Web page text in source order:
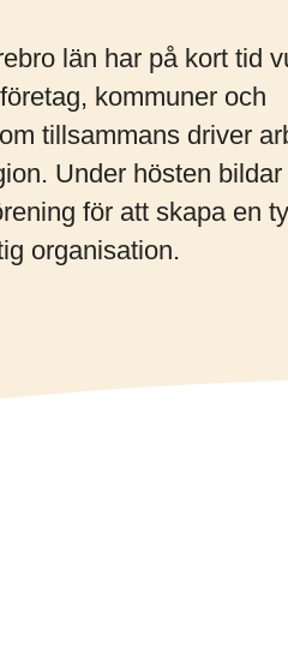
län har på kort tid
kommuner och
tillsammans driver
Under hösten
för att skapa en
organisation.